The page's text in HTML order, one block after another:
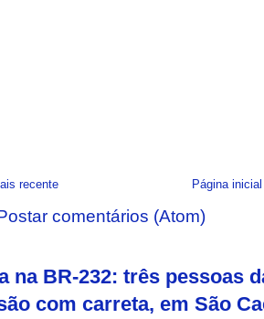
recente Página inicial
comentários (Atom)
na BR-232: três pessoas
com carreta, em São